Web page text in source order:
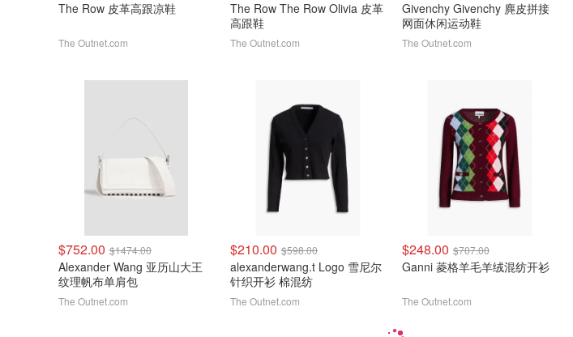
The Row 皮革高跟凉鞋
The Outnet.com
The Row The Row Olivia 皮革
高跟鞋
The Outnet.com
Givenchy Givenchy 麂皮拼接
网面休闲运动鞋
The Outnet.com
$752.00 $1474.00
Alexander Wang 亚历山大王
纹理帆布单肩包
The Outnet.com
$210.00 $598.00
alexanderwang.t Logo 雪尼尔
针织开衫 棉混纺
The Outnet.com
$248.00 $707.00
Ganni 菱格羊毛羊绒混纺开衫
The Outnet.com